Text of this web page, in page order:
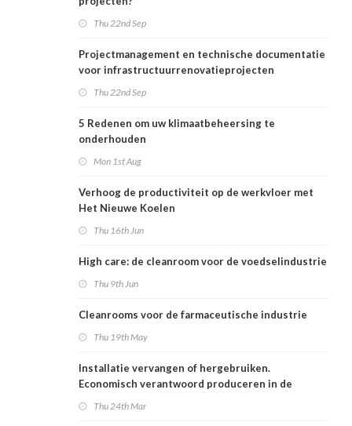
Thu 22nd Sep
Projectmanagement en technische documentatie
voor infrastructuurrenovatieprojecten
Thu 22nd Sep
5 Redenen om uw klimaatbeheersing te
onderhouden
Mon 1st Aug
Verhoog de productiviteit op de werkvloer met
Het Nieuwe Koelen
Thu 16th Jun
High care: de cleanroom voor de voedselindustrie
Thu 9th Jun
Cleanrooms voor de farmaceutische industrie
Thu 19th May
Installatie vervangen of hergebruiken.
Economisch verantwoord produceren in de
Thu 24th Mar